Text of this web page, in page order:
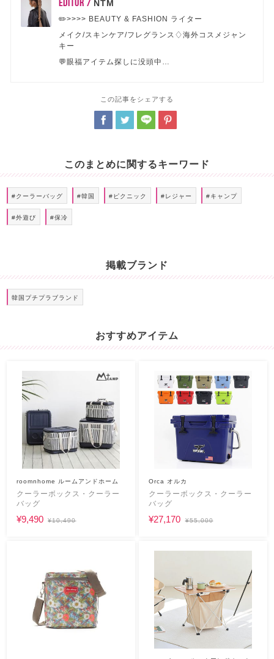
NTM
✏️>>>> BEAUTY & FASHION ライター
メイク/スキンケア/フレグランス♢海外コスメジャン
キー
💬眼福アイテム探しに没頭中…
この記事をシェアする
このまとめに関するキーワード
#クーラーバッグ #韓国 #ピクニック #レジャー #キャンプ
#外遊び #保冷
掲載ブランド
韓国プチプラブランド
おすすめアイテム
roomnhome ルームアンドホーム
クーラーボックス・クーラー
バッグ
¥9,490 ¥10,490
Orca オルカ
クーラーボックス・クーラー
バッグ
¥27,170 ¥55,000